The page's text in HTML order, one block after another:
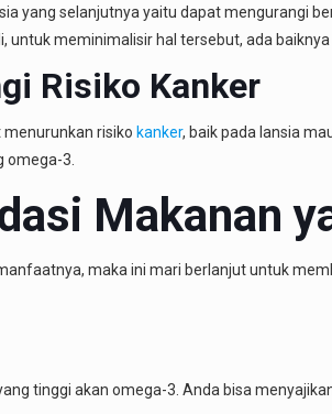
yang selanjutnya yaitu dapat mengurangi
untuk meminimalisir hal tersebut, ada
Risiko Kanker
risiko kanker, baik pada lansia
omega-3.
Makanan
maka ini mari berlanjut untuk
tinggi akan omega-3. Anda bisa